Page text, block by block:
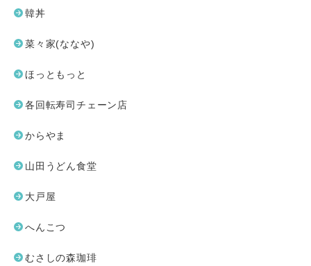
韓丼
菜々家(ななや)
ほっともっと
各回転寿司チェーン店
からやま
山田うどん食堂
大戸屋
へんこつ
むさしの森珈琲